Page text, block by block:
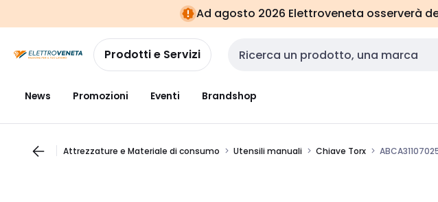
navigazionealla
pagina
Ad agosto 2026 Elettroveneta osserverà
Prodotti e Servizi Cerca input
News Promozioni Eventi Brandshop
Attrezzature e Materiale di consumo Utensili manuali Chiave Torx